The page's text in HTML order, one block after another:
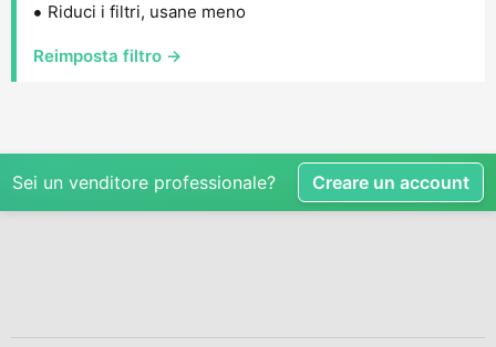
Riduci i filtri, usane meno
Reimposta filtro →
Sei un venditore professionale? Creare un account